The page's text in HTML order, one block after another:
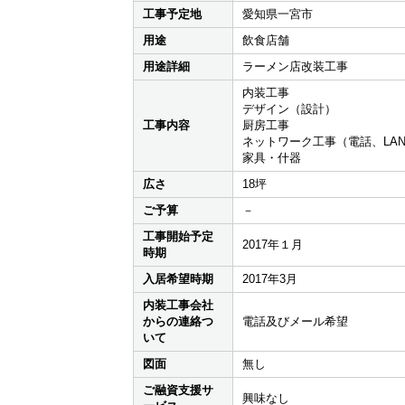
工事予定地
愛知県一宮市
用途
飲食店舗
用途詳細
ラーメン店改装工事
工事内容
内装工事
デザイン（設計）
厨房工事
ネットワーク工事（電話、
家具・什器
広さ
18坪
ご予算
－
工事開始予定
時期
2017年１月
入居希望時期
2017年3月
内装工事会社
からの連絡つ
いて
電話及びメール希望
図面
無し
ご融資支援サ
興味なし